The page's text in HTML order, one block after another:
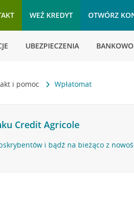
WEŹ KREDYT OTWÓRZ
UBEZPIECZENIA
i pomoc Wpłatomat
Credit Agricole
i bądź na bieżąco z